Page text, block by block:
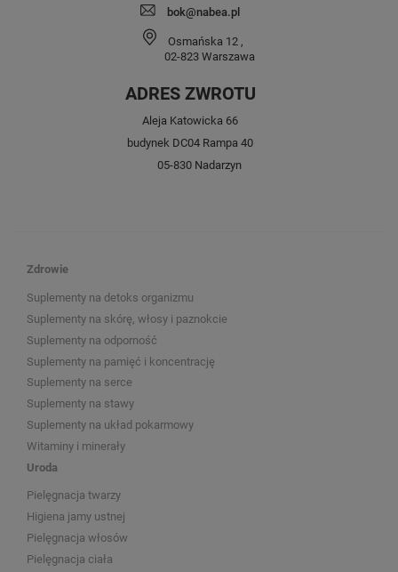
bok@nabea.pl
Osmańska 12 ,
02-823 Warszawa
ADRES ZWROTU
Aleja Katowicka 66
budynek DC04 Rampa 40
05-830 Nadarzyn
Zdrowie
Suplementy na detoks organizmu
Suplementy na skórę, włosy i paznokcie
Suplementy na odporność
Suplementy na pamięć i koncentrację
Suplementy na serce
Suplementy na stawy
Suplementy na układ pokarmowy
Witaminy i minerały
Uroda
Pielęgnacja twarzy
Higiena jamy ustnej
Pielęgnacja włosów
Pielęgnacja ciała